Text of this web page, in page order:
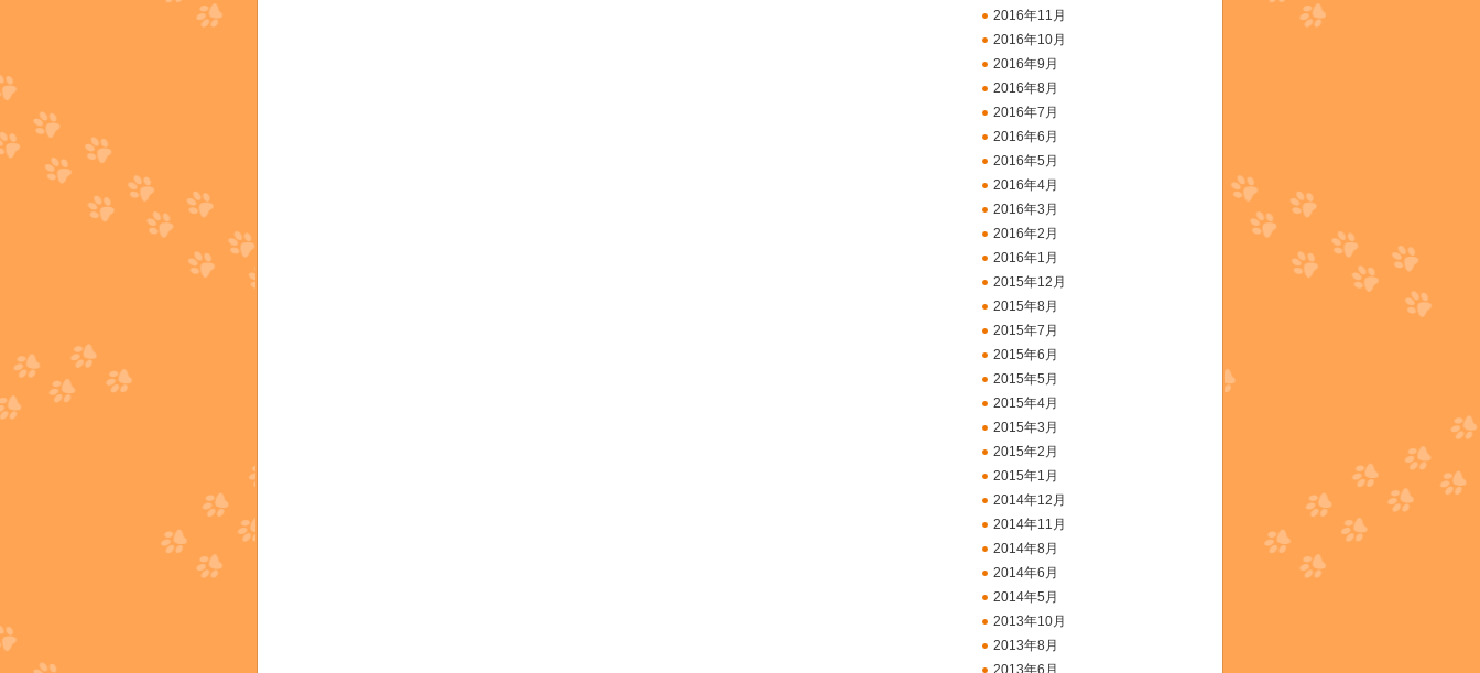
2016年11月
2016年10月
2016年9月
2016年8月
2016年7月
2016年6月
2016年5月
2016年4月
2016年3月
2016年2月
2016年1月
2015年12月
2015年8月
2015年7月
2015年6月
2015年5月
2015年4月
2015年3月
2015年2月
2015年1月
2014年12月
2014年11月
2014年8月
2014年6月
2014年5月
2013年10月
2013年8月
2013年6月